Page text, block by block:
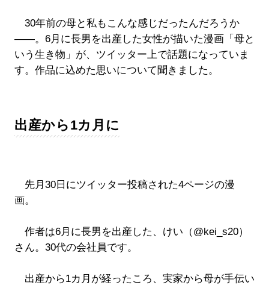
30年前の母と私もこんな感じだったんだろうか
――。6月に長男を出産した女性が描いた漫画「母と
いう生き物」が、ツイッター上で話題になっていま
す。作品に込めた思いについて聞きました。
出産から1カ月に
先月30日にツイッター投稿された4ページの漫
画。
作者は6月に長男を出産した、けい（@kei_s20）
さん。30代の会社員です。
出産から1カ月が経ったころ、実家から母が手伝い